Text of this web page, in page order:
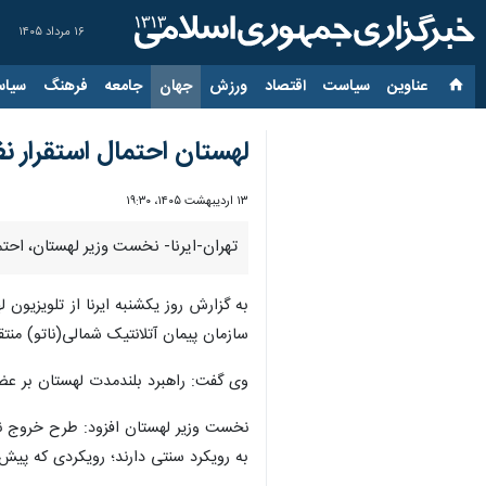
۱۶ مرداد ۱۴۰۵
عناوین‌ سیاست اقتصاد ورزش جهان جامعه فرهنگ
لهستان احتمال استقرار
۱۳ اردیبهشت ۱۴۰۵، ۱۹:۳۰